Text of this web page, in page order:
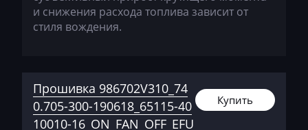
Freightliner
Geely
Gehl
и снижения расхода топлива зависит от
стиля вождения.
Прошивка 986702V310_74
0.705-300-190618_65115-40
10010-16_ON_FAN_OFF_EFU
Купить